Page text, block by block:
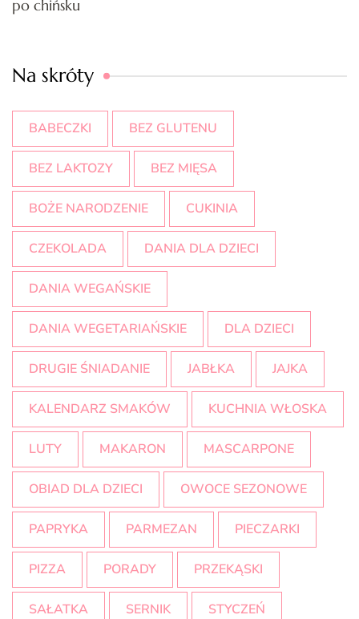
po chińsku
Na skróty
BABECZKI BEZ GLUTENU
BEZ LAKTOZY BEZ MIĘSA
BOŻE NARODZENIE CUKINIA
CZEKOLADA DANIA DLA DZIECI
DANIA WEGAŃSKIE
DANIA WEGETARIAŃSKIE DLA DZIECI
DRUGIE ŚNIADANIE JABŁKA JAJKA
KALENDARZ SMAKÓW KUCHNIA WŁOSKA
LUTY MAKARON MASCARPONE
OBIAD DLA DZIECI OWOCE SEZONOWE
PAPRYKA PARMEZAN PIECZARKI
PIZZA PORADY PRZEKĄSKI
SAŁATKA SERNIK STYCZEŃ